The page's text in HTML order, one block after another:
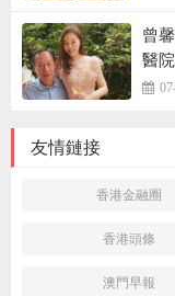
曾
醫院
友情鏈接
香港金融圈
香港頭條
澳門早報